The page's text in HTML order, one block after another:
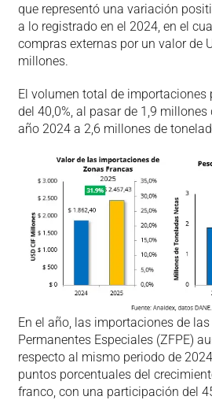
que representó una variación
a lo registrado en el 2024, en el
compras externas por un valor de
millones.
El volumen total de importaciones
del 40,0%, al pasar de 1,9
año 2024 a 2,6 millones de
En el año, las importaciones de
Permanentes Especiales (ZFPE)
respecto al mismo periodo de
puntos porcentuales del
franco, con una participación del